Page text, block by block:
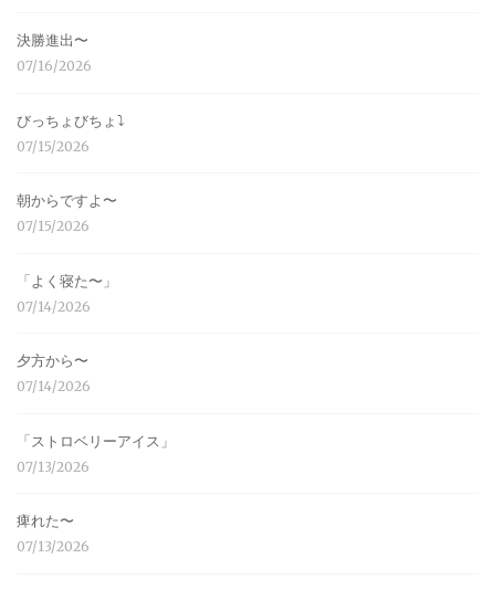
決勝進出〜
07/16/2026
びっちょびちょ⤵︎
07/15/2026
朝からですよ〜
07/15/2026
「よく寝た〜」
07/14/2026
夕方から〜
07/14/2026
「ストロベリーアイス」
07/13/2026
痺れた〜
07/13/2026